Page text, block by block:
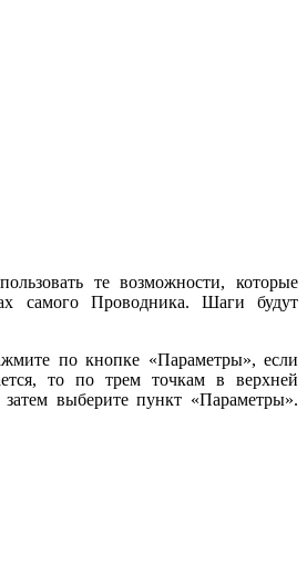
те возможности, которые
самого Проводника. Шаги будут
по кнопке «Параметры», если
то по трем точкам в верхней
выберите пункт «Параметры».